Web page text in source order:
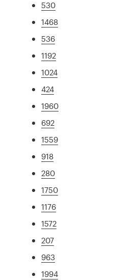
530
1468
536
1192
1024
424
1960
692
1559
918
280
1750
1176
1572
207
963
1994